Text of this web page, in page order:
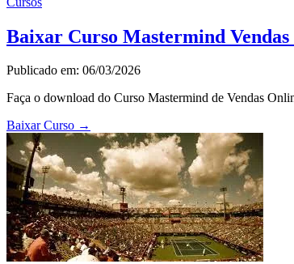
Baixar Curso Mastermind
Publicado em: 06/03/2026
Faça o download do Curso Mastermind de Vendas
Baixar Curso →